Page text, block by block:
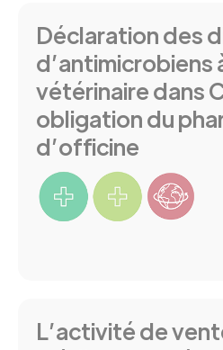
Déclaration des
d’antimicrobiens
vétérinaire dans
obligation du
d’officine
L’activité de